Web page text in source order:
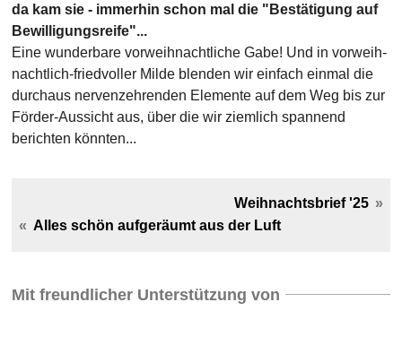
da kam sie - immer­hin schon mal die "Bestä­tigung auf
Bewil­li­gungs­reife"...
Eine wunderbare vorweih­nacht­liche Gabe! Und in vorweih­
nacht­lich-fried­voller Milde blenden wir ein­fach ein­mal die
durch­aus nerven­zeh­ren­den Ele­mente auf dem Weg bis zur
Förder-Aus­sicht aus, über die wir ziem­lich span­nend
berich­ten könn­ten...
Weihnachtsbrief '25
Alles schön aufgeräumt aus der Luft
Mit freundlicher Unterstützung von